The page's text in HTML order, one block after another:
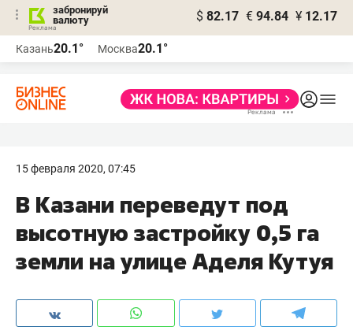
забронируй
валюту
$ 82.17 € 94.84 ¥ 12.17
Казань20.1° Москва20.1°
15 февраля 2020, 07:45
В Казани переведут под
высотную застройку 0,5 га
земли на улице Аделя Кутуя